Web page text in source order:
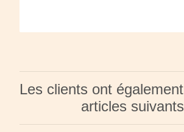
Les clients ont
articles